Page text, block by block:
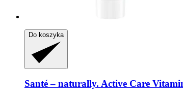
Do koszyka
Santé – naturally. Active Care